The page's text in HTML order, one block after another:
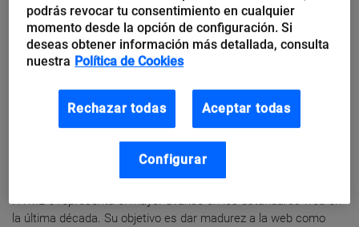
celebramos un...
Laura Alfonso Díaz
Html5 y la revolución de las
HTML 5 representa el mayor avance en los estándares web en
la última década. Su objetivo es dar madurez a la web como
podrás revocar tu consentimiento en cualquier
momento desde la opción de configuración. Si
deseas obtener información más detallada, consulta
nuestra Política de Cookies
Rechazar todas Aceptar todas
Configurar